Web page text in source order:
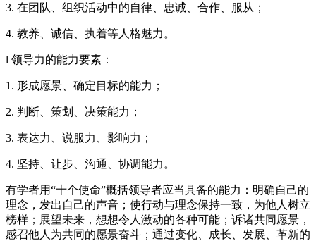
3. 在团队、组织活动中的自律、忠诚、合作、服从；
4. 教养、诚信、执着等人格魅力。
l 领导力的能力要素：
1. 形成愿景、确定目标的能力；
2. 判断、策划、决策能力；
3. 表达力、说服力、影响力；
4. 坚持、让步、沟通、协调能力。
有学者用“十个使命”概括领导者应当具备的能力：明确自己的
理念，发出自己的声音；使行动与理念保持一致，为他人树立
榜样；展望未来，想想令人激动的各种可能；诉诸共同愿景，
感召他人为共同的愿景奋斗；通过变化、成长、发展、革新的